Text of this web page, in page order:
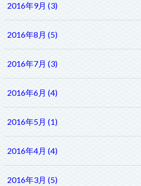
2016年9月 (3)
2016年8月 (5)
2016年7月 (3)
2016年6月 (4)
2016年5月 (1)
2016年4月 (4)
2016年3月 (5)